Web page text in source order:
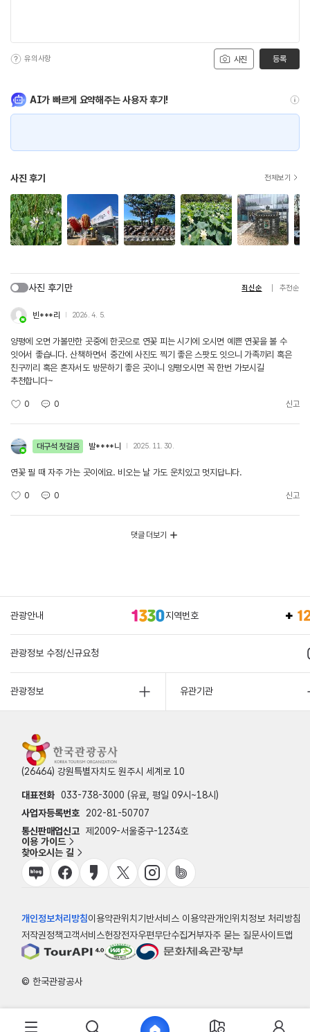
사진
유의사항 등록
AI가 빠르게 요약해주는 사용자 후기!
사진 후기 전체보기
사진 후기만 최신순 추천순
빈***리 2026. 4. 5.
양평에 오면 가볼만한 곳중에 한곳으로 연꽃 피는 시기에 오시면 예쁜 연꽃을 볼 수
잇어서 좋습니다. 산책하면서 중간에 사진도 찍기 좋은 스팟도 잇으니 가족끼리 혹은
친구끼리 혹은 혼자서도 방문하기 좋은 곳이니 양평오시면 꼭 한번 가보시길
추천합니다~
0 0 신고
대구석 첫걸음 발****니 2025. 11. 30.
연꽃 필 때 자주 가는 곳이에요. 비오는 날 가도 운치있고 멋지답니다.
0 0 신고
댓글 더보기
관광안내 지역번호
관광정보 수정/신규요청
관광정보 유관기관
(26464) 강원특별자치도 원주시 세계로 10
대표전화 033-738-3000 (유료, 평일 09시~18시)
사업자등록번호
202-81-50707
통신판매업신고 제2009-서울중구-1234호
이용 가이드
찾아오시는 길
개인정보처리방침이용약관위치기반서비스 이용약관개인위치정보 처리방침
저작권정책고객서비스헌장전자우편무단수집거부자주 묻는 질문사이트맵
© 한국관광공사